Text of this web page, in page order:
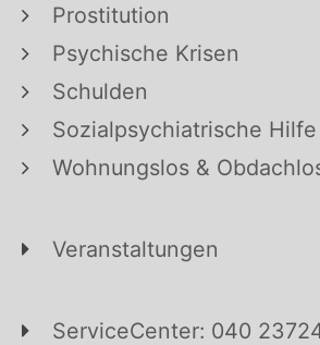
Prostitution
Psychische Krisen
Schulden
Sozialpsychiatrische Hilfe
Wohnungslos &
Veranstaltungen
ServiceCenter: 040